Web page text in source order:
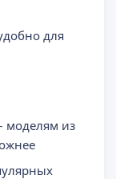
для
моделям из